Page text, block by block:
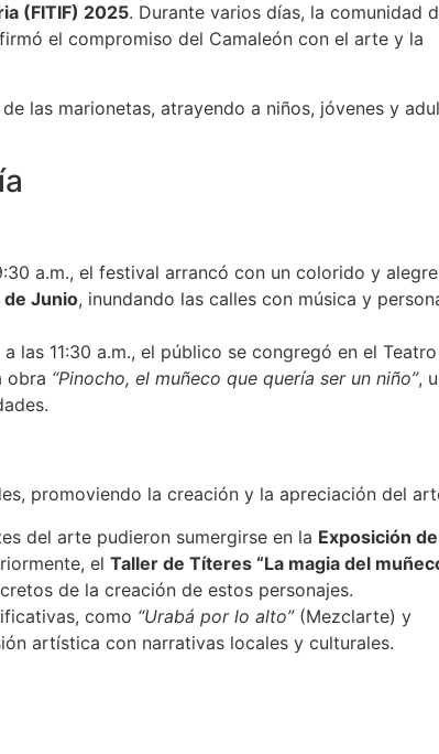
(FITIF) 2025. Durante varios días, la comunidad
el compromiso del Camaleón con el arte y la
las marionetas, atrayendo a niños, jóvenes y
a.m., el festival arrancó con un colorido y alegre
de Junio, inundando las calles con música y
las 11:30 a.m., el público se congregó en el Teatro
obra “Pinocho, el muñeco que quería ser un niño”,
promoviendo la creación y la apreciación del
del arte pudieron sumergirse en la Exposición de
el Taller de Títeres “La magia del
de la creación de estos personajes.
como “Urabá por lo alto”(Mezclarte) y
artística con narrativas locales y culturales.